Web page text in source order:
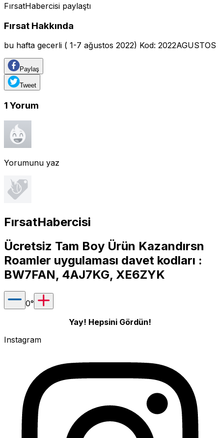
FırsatHabercisi paylaştı
Fırsat Hakkında
bu hafta gecerli ( 1-7 ağustos 2022) Kod: 2022AGUSTOS
Paylaş
Tweet
1 Yorum
Yorumunu yaz
FırsatHabercisi
Ücretsiz Tam Boy Ürün Kazandırsn
Roamler uygulaması davet kodları :
BW7FAN, 4AJ7KG, XE6ZYK
0°
Yay! Hepsini Gördün!
Instagram